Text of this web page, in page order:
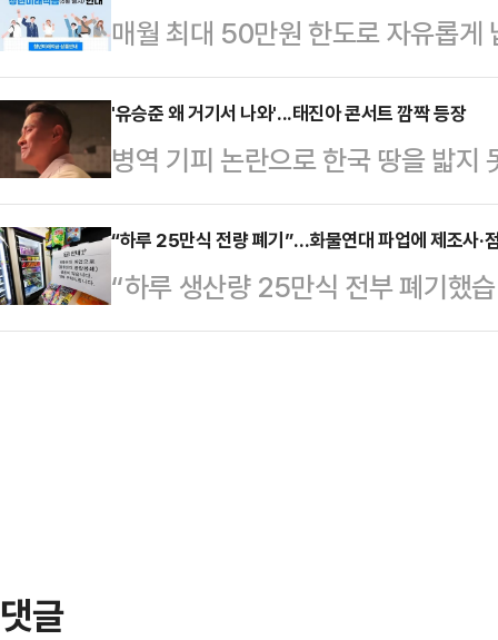
다"며 "그래서 그것을 제가 하겠다"
자동차 공급 축소…
기자 간담회를 열고 당 지지율 하
율이 15% 머물렀다는 여론조사 결
다른 여론조사 추이와는 조금 결이
앞서 엠브레인퍼블릭·케이스탯리
일 휴대전화 가상…
매월 최대 50만원 한도로 자유롭게
이 오는 6월 출시된다.23일 금융위
사전 점검회의를 개최해 청년미래
상황을 점검했다.청년미래적금은
산 형성 및 경제적 자립을 뒷받침하
상품이다.매월 최대 50만원 한도
월 납입한 금액에 정부 기여금을 매
자가 발생하며 이자소득세…
'유승준 왜 거기서 나와'...태진아 콘서트 깜짝 등장
병역 기피 논란으로 한국 땅을 밟지
외 콘서트 현장을 찾은 모습이 공
을 통해 지난해 4월 미국 캘리포니
외 콘서트장을 방문한 영상을 공유
나왔을 때 내가 이 가수한테 '너는
“하루 25만식 전량 폐기”…화물연대 파업에 제조사·점
“하루 생산량 25만식 전부 폐기했
로 구조적 손실이 현실화되고 있다.
댓글